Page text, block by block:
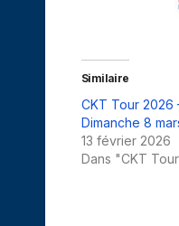
Similaire
CKT Tour 2026
Dimanche 8
13 février 2026
Dans "CKT